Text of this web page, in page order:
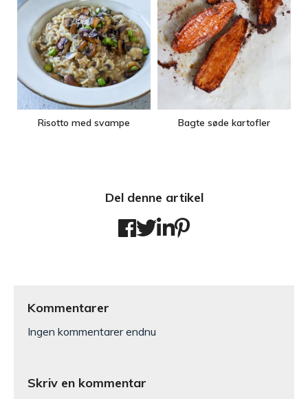
Risotto med svampe Bagte søde kartofler
Del denne artikel
Kommentarer
Ingen kommentarer endnu
Skriv en kommentar